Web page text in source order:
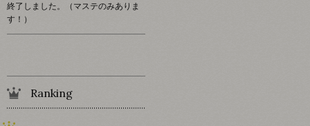
終了しました。（マステのみありま
す！）
Ranking